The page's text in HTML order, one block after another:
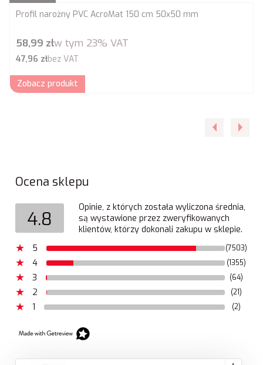
Profil narożny PVC AcroMat 150 cm 50x50 mm
Cena brutto
58,99 złw tym 23% VAT
Cena netto
47,96 złbez VAT
Zobacz produkt
Ocena sklepu
4.8
Opinie, z których została wyliczona średnia,
są wystawione przez zweryfikowanych
klientów, którzy dokonali zakupu w sklepie.
5
(7503)
4 (1355)
3 (64)
2 (21)
1 (2)